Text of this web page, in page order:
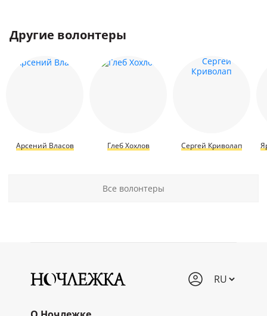
Другие волонтеры
Арсений Власов Глеб Хохлов Сергей Криволап
Все волонтеры